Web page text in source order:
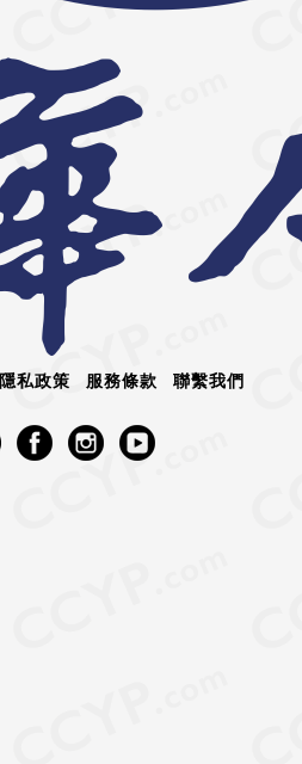
隱私政策 服務條款 聯繫我們